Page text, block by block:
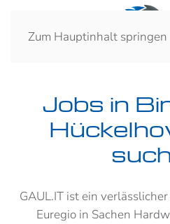
Zum Hauptinhalt springen
Jobs in
GAUL.IT ist ein
Euregio in Sachen